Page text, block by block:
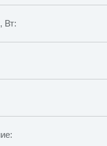
Вт: